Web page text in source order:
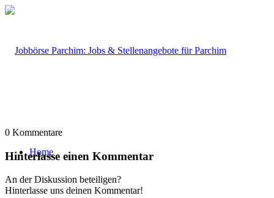
Home
0 Kommentare
Hinterlasse einen Kommentar
An der Diskussion beteiligen?
Hinterlasse uns deinen Kommentar!